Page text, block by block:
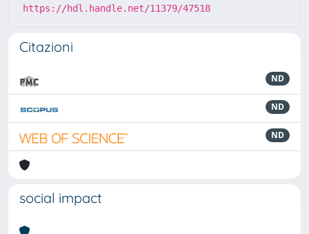
https://hdl.handle.net/11379/47518
Citazioni
ND
ND
ND
social impact